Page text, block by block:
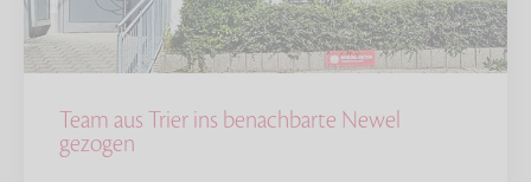
Team aus Trier ins benachbarte Newel
gezogen